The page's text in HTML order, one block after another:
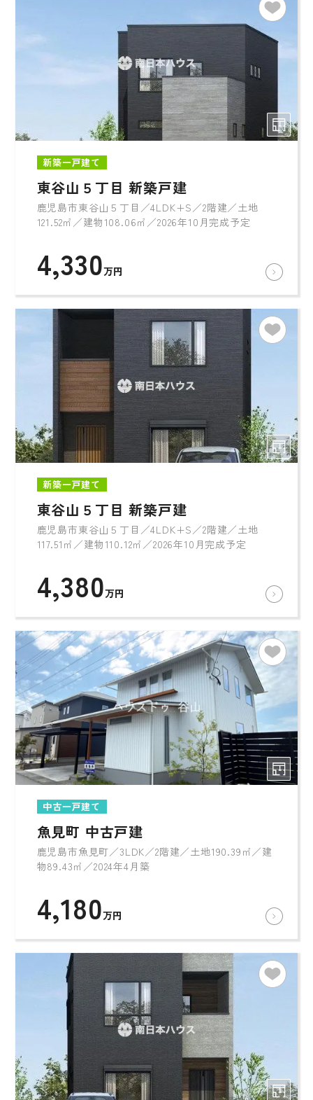
新築一戸建て
東谷山５丁目 新築戸建
鹿児島市東谷山５丁目／4LDK+S／2階建／土地
121.52㎡／建物108.06㎡／2026年10月完成予定
4,330万円
新築一戸建て
東谷山５丁目 新築戸建
鹿児島市東谷山５丁目／4LDK+S／2階建／土地
117.51㎡／建物110.12㎡／2026年10月完成予定
4,380万円
中古一戸建て
魚見町 中古戸建
鹿児島市魚見町／3LDK／2階建／土地190.39㎡／建
物89.43㎡／2024年4月築
4,180万円